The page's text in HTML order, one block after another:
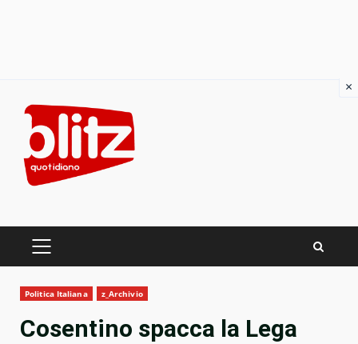
content
PRIMARY
Politica Italiana z_Archivio
Cosentino spacca la Lega
×